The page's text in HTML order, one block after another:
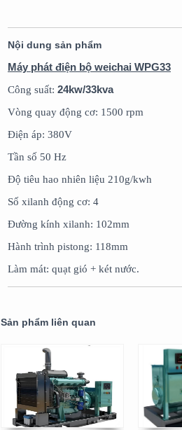
Nội dung sản phẩm
Máy phát điện bộ weichai WPG33
Công suất: 24kw/33kva
Vòng quay động cơ: 1500 rpm
Điện áp: 380V
Tần số 50 Hz
Độ tiêu hao nhiên liệu 210g/kwh
Số xilanh động cơ: 4
Đường kính xilanh: 102mm
Hành trình pistong: 118mm
Làm mát: quạt gió + két nước.
Sản phẩm liên quan